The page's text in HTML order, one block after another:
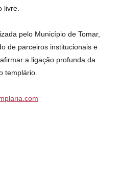
livre.
pelo Município de Tomar,
de parceiros institucionais e
a ligação profunda da
templário.